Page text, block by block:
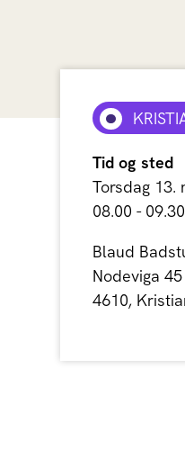
Tid og sted
Torsdag 13.
08.00 - 09.30
Blaud
Nodeviga 45
4610,